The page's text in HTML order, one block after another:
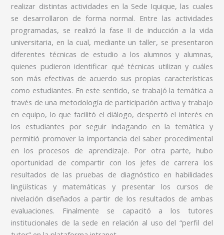
realizar distintas actividades en la Sede Iquique, las cuales
se desarrollaron de forma normal. Entre las actividades
programadas, se realizó la fase II de inducción a la vida
universitaria, en la cual, mediante un taller, se presentaron
diferentes técnicas de estudio a los alumnos y alumnas,
quienes pudieron identificar qué técnicas utilizan y cuáles
son más efectivas de acuerdo sus propias características
como estudiantes. En este sentido, se trabajó la temática a
través de una metodología de participación activa y trabajo
en equipo, lo que facilitó el diálogo, despertó el interés en
los estudiantes por seguir indagando en la temática y
permitió promover la importancia del saber procedimental
en los procesos de aprendizaje. Por otra parte, hubo
oportunidad de compartir con los jefes de carrera los
resultados de las pruebas de diagnóstico en habilidades
lingüísticas y matemáticas y presentar los cursos de
nivelación diseñados a partir de los resultados de ambas
evaluaciones. Finalmente se capacitó a los tutores
institucionales de la sede en relación al uso del “perfil del